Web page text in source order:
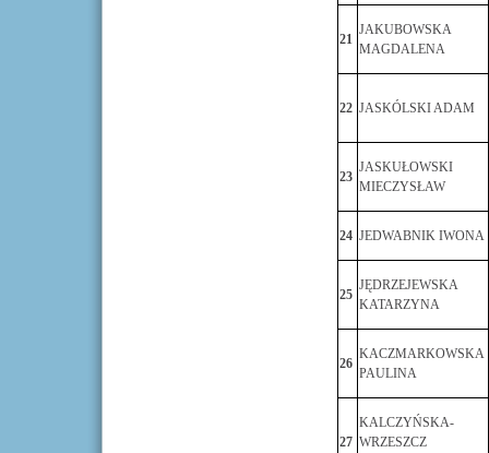
21
JAKUBOWSKA
MAGDALENA
22 JASKÓLSKI ADAM
23
JASKUŁOWSKI
MIECZYSŁAW
24 JEDWABNIK IWONA
25
JĘDRZEJEWSKA
KATARZYNA
26
KACZMARKOWSKA
PAULINA
27
KALCZYŃSKA-
WRZESZCZ